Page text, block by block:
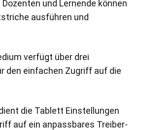
und Lernende können
ausführen und
verfügt über drei
den einfachen Zugriff auf die
die Tablett Einstellungen
auf ein anpassbares Treiber-